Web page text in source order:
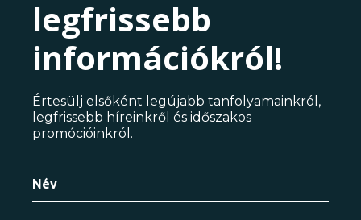
legfrissebb
információkról!
Értesülj elsőként legújabb tanfolyamainkról,
legfrissebb híreinkről és időszakos
promócióinkról.